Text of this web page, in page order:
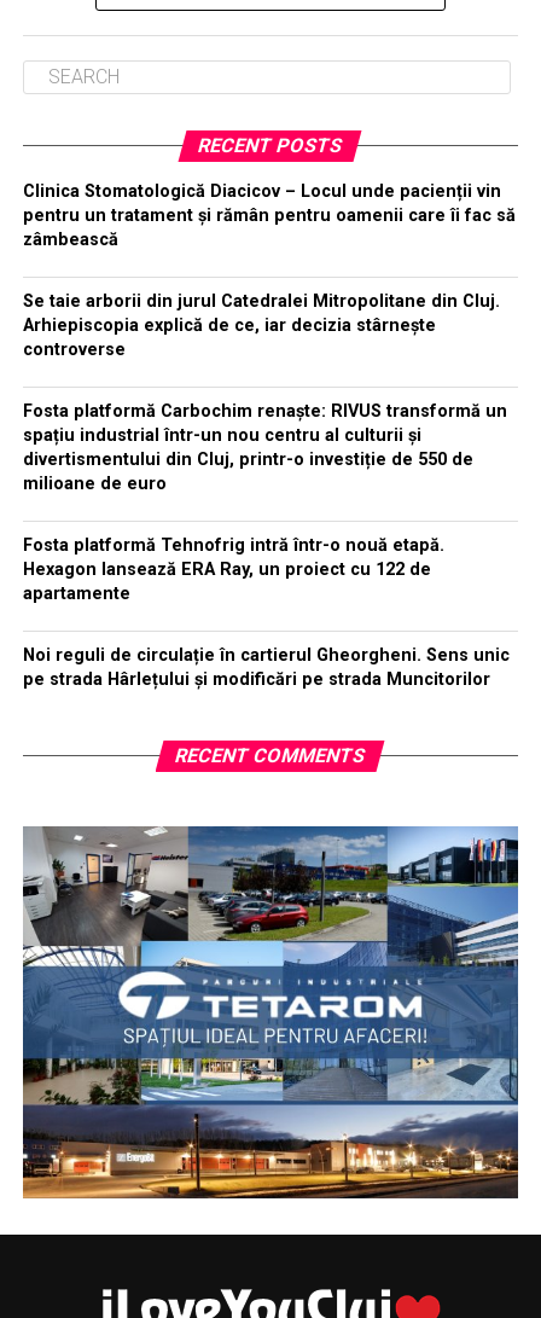
RECENT POSTS
Clinica Stomatologică Diacicov – Locul unde pacienții vin
pentru un tratament și rămân pentru oamenii care îi fac să
zâmbească
Se taie arborii din jurul Catedralei Mitropolitane din Cluj.
Arhiepiscopia explică de ce, iar decizia stârnește
controverse
Fosta platformă Carbochim renaște: RIVUS transformă un
spațiu industrial într-un nou centru al culturii și
divertismentului din Cluj, printr-o investiție de 550 de
milioane de euro
Fosta platformă Tehnofrig intră într-o nouă etapă.
Hexagon lansează ERA Ray, un proiect cu 122 de
apartamente
Noi reguli de circulație în cartierul Gheorgheni. Sens unic
pe strada Hârlețului și modificări pe strada Muncitorilor
RECENT COMMENTS